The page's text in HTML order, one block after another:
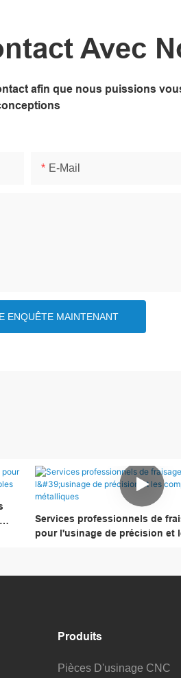
Avec
afin que nous puissions
E-Mail
ENQUÊTE MAINTENANT
Services professionnels de
pour l'usinage de précision et
Produits
Pièces D'usinage CNC